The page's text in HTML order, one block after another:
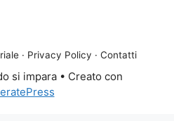
· Privacy Policy · Contatti
si impara • Creato con